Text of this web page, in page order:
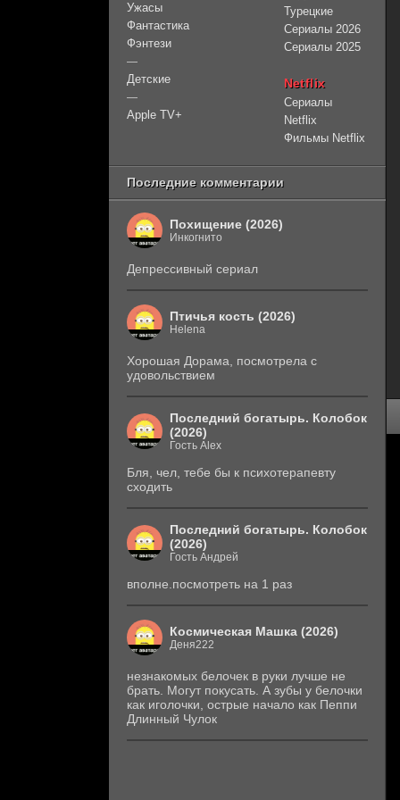
Ужасы
Фантастика
Фэнтези
—
Детские
—
Apple TV+
Турецкие
Сериалы 2026
Сериалы 2025
Netflix
Сериалы
Netflix
Фильмы Netflix
Последние комментарии
Похищение (2026)
Инкогнито
Депрессивный сериал
Птичья кость (2026)
Helena
Хорошая Дорама, посмотрела с
удовольствием
Последний богатырь. Колобок
(2026)
Гость Alex
Бля, чел, тебе бы к психотерапевту
сходить
Последний богатырь. Колобок
(2026)
Гость Андрей
вполне.посмотреть на 1 раз
Космическая Машка (2026)
Деня222
незнакомых белочек в руки лучше не
брать. Могут покусать. А зубы у белочки
как иголочки, острые начало как Пеппи
Длинный Чулок